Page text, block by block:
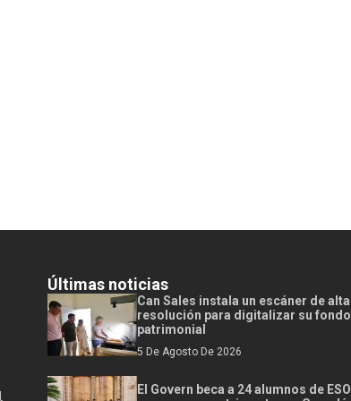
Últimas noticias
Can Sales instala un escáner de alta
resolución para digitalizar su fondo
patrimonial
5 De Agosto De 2026
El Govern beca a 24 alumnos de ESO